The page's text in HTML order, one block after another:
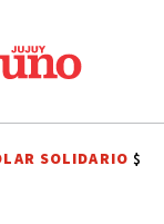
SANTISIMO SALVADOR
SOLIDARIO$